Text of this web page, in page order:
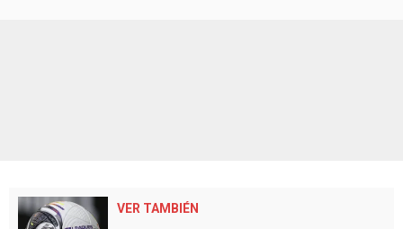
VER TAMBIÉN